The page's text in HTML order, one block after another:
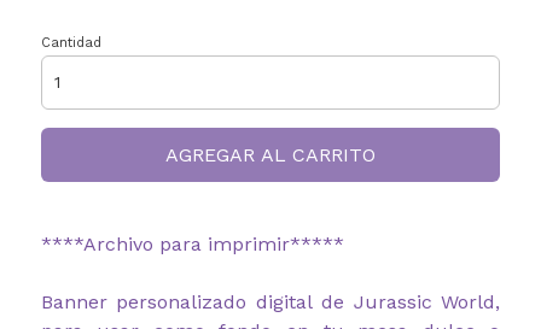
Cantidad
AGREGAR AL CARRITO
****Archivo para imprimir*****
Banner personalizado digital de Jurassic World,